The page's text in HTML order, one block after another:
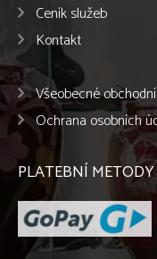
Ceník služeb
Kontakt
Všeobecné
Ochrana osobních
PLATEBNÍ METODY